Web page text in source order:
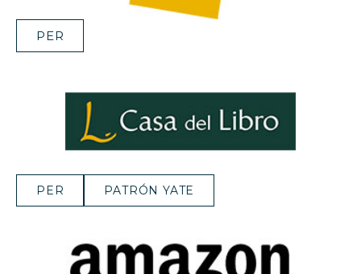
PER
PER PATRÓN YATE